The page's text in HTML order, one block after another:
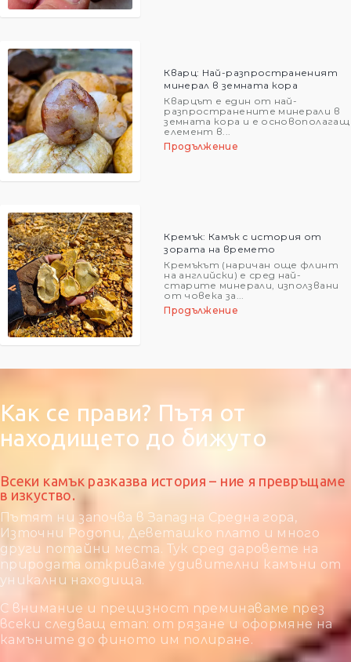
Кварц: Най-разпространеният
минерал в земната кора
Кварцът е един от най-
разпространените минерали в
земната кора и е основополагащ
елемент в...
Продължение
Кремък: Камък с история от
зората на времето
Кремъкът (наричан още флинт
на английски) е сред най-
старите минерали, използвани
от човека за...
Продължение
Как се прави? Пътя от
находището до бижуто
Всеки камък разказва история – ние я превръщаме
в изкуство.
Пътят ни започва в Западна Средна гора,
Източни Родопи, Деветашко плато и много
други потайни места. Тук сред даровете на
природата откриваме удивителни камъни от
уникални находища.
С внимание и прецизност преминаваме през
всеки следващ етап: от рязане и оформяне на
камъните до финото им полиране.